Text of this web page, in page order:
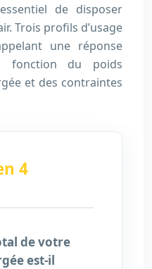
de disposer
Trois profils d’usage
une réponse
fonction du poids
et des contraintes
4
de votre
est-il